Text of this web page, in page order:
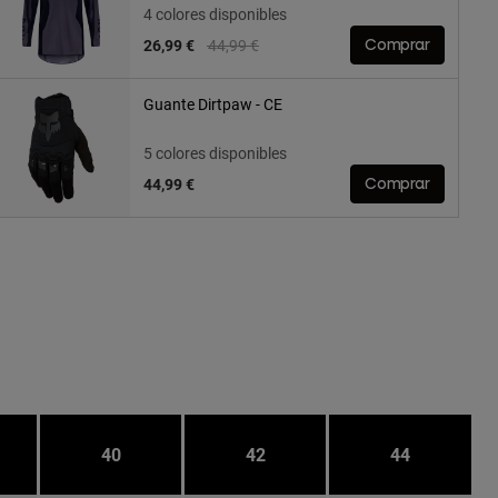
4 colores disponibles
Price reduced from
44,99 €to
26,99 € Comprar
Guante Dirtpaw - CE
5 colores disponibles
44,99 €
Comprar
40 42 44